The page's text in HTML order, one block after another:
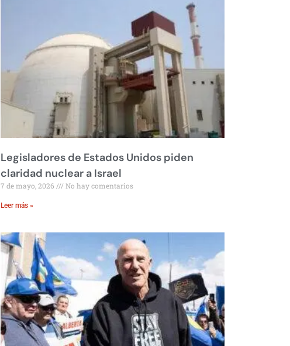
Legisladores de Estados Unidos piden
claridad nuclear a Israel
7 de mayo, 2026 No hay comentarios
Leer más »